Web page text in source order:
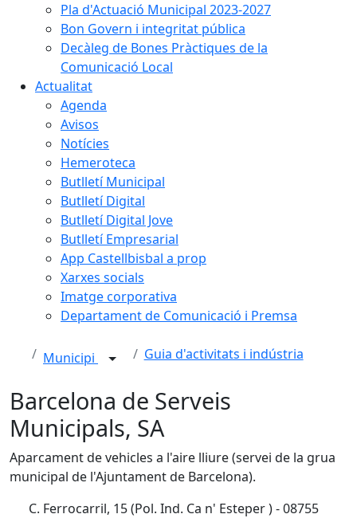
Pla d'Actuació Municipal 2023-2027
Bon Govern i integritat pública
Decàleg de Bones Pràctiques de la
Comunicació Local
Actualitat
Agenda
Avisos
Notícies
Hemeroteca
Butlletí Municipal
Butlletí Digital
Butlletí Digital Jove
Butlletí Empresarial
App Castellbisbal a prop
Xarxes socials
Imatge corporativa
Departament de Comunicació i Premsa
Municipi Guia d'activitats i indústria
Barcelona de Serveis
Municipals, SA
Aparcament de vehicles a l'aire lliure (servei de la grua
municipal de l'Ajuntament de Barcelona).
C. Ferrocarril, 15 (Pol. Ind. Ca n' Esteper ) - 08755